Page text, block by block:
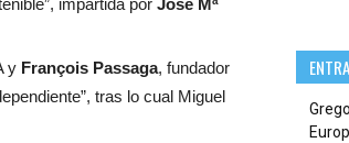
impartida por José Mª
y François Passaga, fundador
tras lo cual Miguel